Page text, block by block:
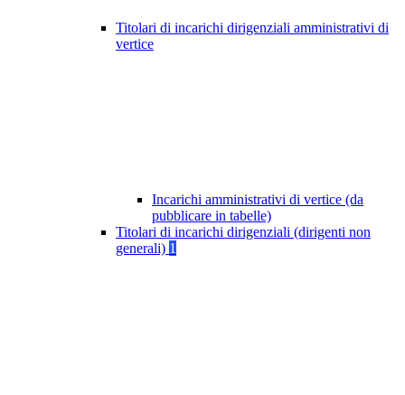
Titolari di incarichi dirigenziali amministrativi di
vertice
Incarichi amministrativi di vertice (da
pubblicare in tabelle)
Titolari di incarichi dirigenziali (dirigenti non
generali) 1